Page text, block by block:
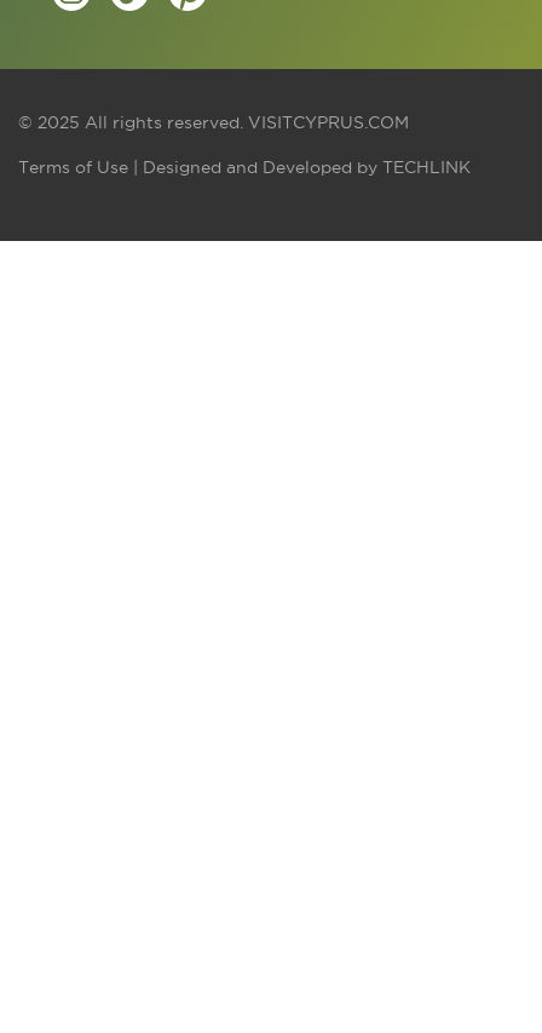
© 2025 All rights reserved. VISITCYPRUS.COM
Terms of Use | Designed and Developed by TECHLINK